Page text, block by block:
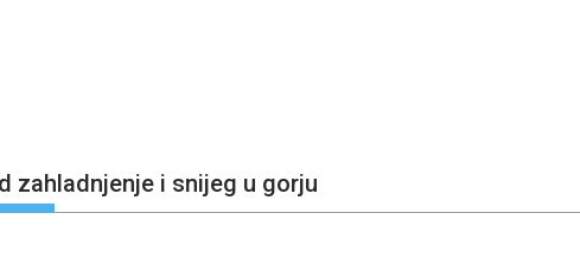
zahladnjenje i snijeg u gorju